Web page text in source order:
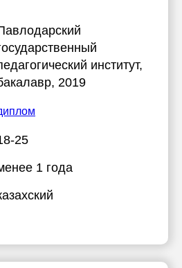
институт,
2019
25
1 года